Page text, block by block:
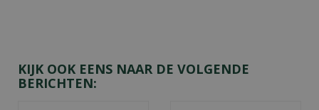
KIJK OOK EENS NAAR DE VOLGENDE
BERICHTEN: